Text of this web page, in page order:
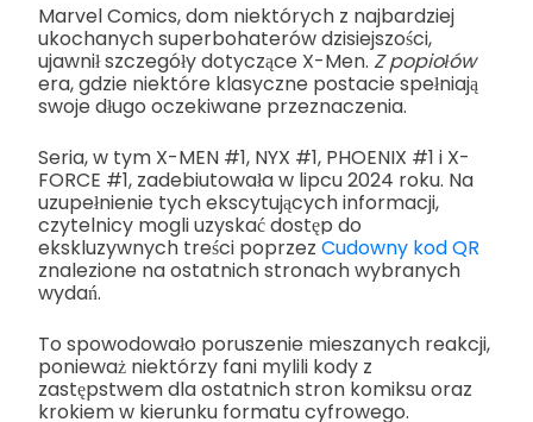
Marvel Comics, dom niektórych z najbardziej
ukochanych superbohaterów dzisiejszości,
ujawnił szczegóły dotyczące X-Men. Z popiołów
era, gdzie niektóre klasyczne postacie spełniają
swoje długo oczekiwane przeznaczenia.
Seria, w tym X-MEN #1, NYX #1, PHOENIX #1 i X-
FORCE #1, zadebiutowała w lipcu 2024 roku. Na
uzupełnienie tych ekscytujących informacji,
czytelnicy mogli uzyskać dostęp do
ekskluzywnych treści poprzez Cudowny kod QR
znalezione na ostatnich stronach wybranych
wydań.
To spowodowało poruszenie mieszanych reakcji,
ponieważ niektórzy fani mylili kody z
zastępstwem dla ostatnich stron komiksu oraz
krokiem w kierunku formatu cyfrowego.